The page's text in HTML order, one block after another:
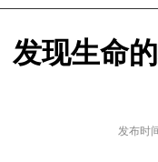
发现生命
发布时